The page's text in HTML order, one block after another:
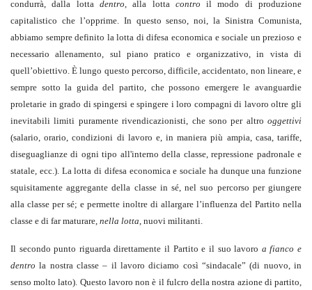
condurrà, dalla lotta dentro, alla lotta contro il modo di produzione
capitalistico che l’opprime. In questo senso, noi, la Sinistra Comunista,
abbiamo sempre definito la lotta di difesa economica e sociale un prezioso e
necessario allenamento, sul piano pratico e organizzativo, in vista di
quell’obiettivo. È lungo questo percorso, difficile, accidentato, non lineare, e
sempre sotto la guida del partito, che possono emergere le avanguardie
proletarie in grado di spingersi e spingere i loro compagni di lavoro oltre gli
inevitabili limiti puramente rivendicazionisti, che sono per altro oggettivi
(salario, orario, condizioni di lavoro e, in maniera più ampia, casa, tariffe,
diseguaglianze di ogni tipo all'interno della classe, repressione padronale e
statale, ecc.). La lotta di difesa economica e sociale ha dunque una funzione
squisitamente aggregante della classe in sé, nel suo percorso per giungere
alla classe per sé; e permette inoltre di allargare l’influenza del Partito nella
classe e di far maturare, nella lotta, nuovi militanti.
Il secondo punto riguarda direttamente il Partito e il suo lavoro a fianco e
dentro la nostra classe – il lavoro diciamo così “sindacale” (di nuovo, in
senso molto lato). Questo lavoro non è il fulcro della nostra azione di partito,